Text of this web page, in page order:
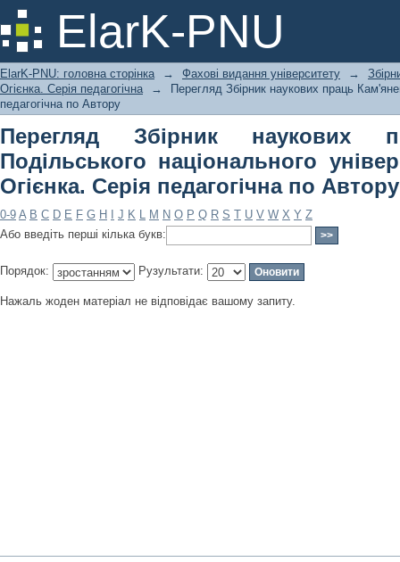
ElarK-PNU
Перегляд Збірник наукових
університету імені Івана Огієнка.
ElarK-PNU: головна сторінка → Фахові видання університету →
Огієнка. Серія педагогічна
→
Перегляд Збірник наукових праць
педагогічна по Автору
Перегляд Збірник наукових
Подільського національного
Огієнка. Серія педагогічна по Автору
0-9 A B C D E F G H J K L M N O P Q R S T U V W X Y Z
Або введіть перші кілька букв:
Порядок: Рузультати:
Нажаль жоден матеріал не відповідає вашому запиту.